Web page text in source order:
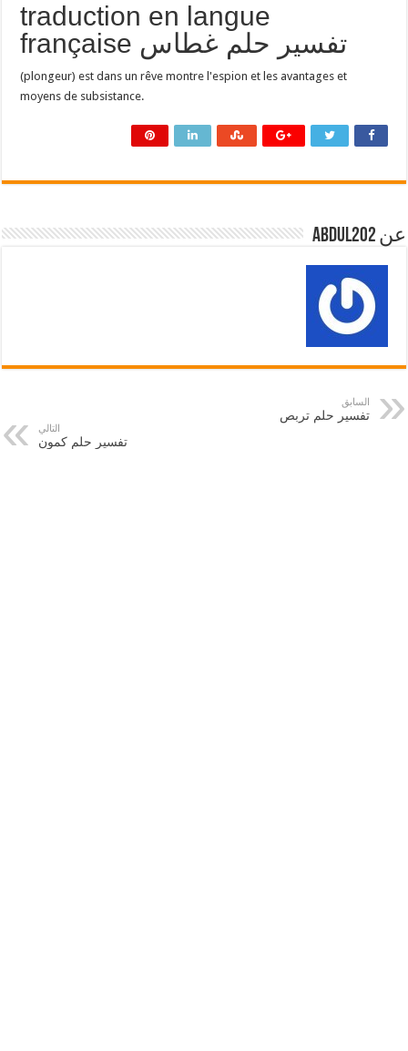
traduction en langue
française تفسير حلم غطاس
(plongeur) est dans un rêve montre l'espion et les avantages et
moyens de subsistance.
عن abdul202
السابق
تفسير حلم تربص
التالي
تفسير حلم كمون